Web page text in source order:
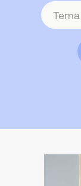
Tema